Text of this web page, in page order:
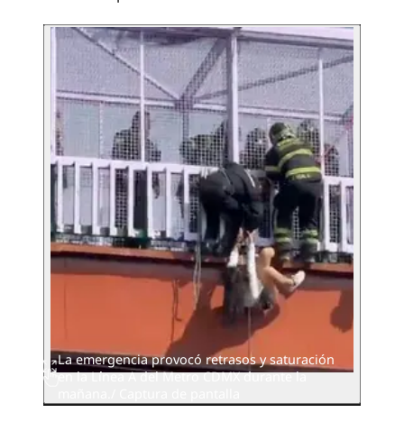
La emergencia provocó retrasos y saturación
en la Línea A del Metro CDMX durante la